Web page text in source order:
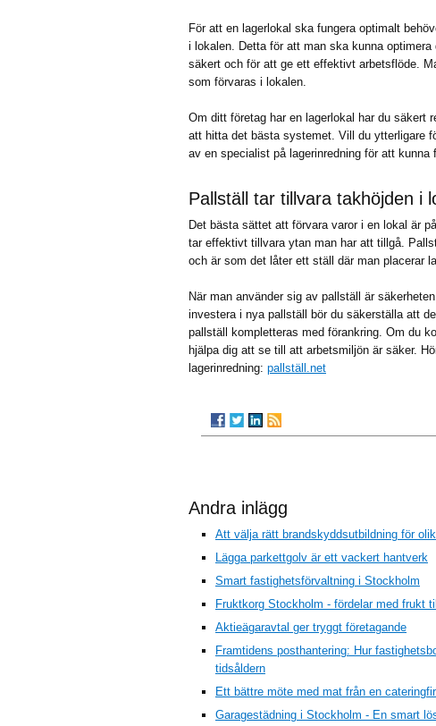
För att en lagerlokal ska fungera optimalt
i lokalen. Detta för att man ska kunna
säkert och för att ge ett effektivt arbetsflöde.
som förvaras i lokalen.
Om ditt företag har en lagerlokal har du säkert
att hitta det bästa systemet. Vill du ytterligare
av en specialist på lagerinredning för att
Pallställ tar tillvara takhöjden i
Det bästa sättet att förvara varor i en lokal är
tar effektivt tillvara ytan man har att tillgå.
och är som det låter ett ställ där man placerar
När man använder sig av pallställ är
investera i nya pallställ bör du säkerställa att
pallställ kompletteras med förankring. Om du
hjälpa dig att se till att arbetsmiljön är säker.
lagerinredning: pallställ.net
Andra inlägg
Att välja rätt brandskyddsutbildning för
Lägga parkettgolv är ett vackert hantverk
Smart fastighetsförvaltning i Stockholm
Fruktkorg Stockholm - fördelar med frukt
Aktieägaravtal ger tryggt företagande
Framtidens posthantering: Hur
tidsåldern
Ett bättre möte med mat från en
Garagestädning i Stockholm - En smart